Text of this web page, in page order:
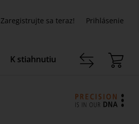
Zaregistrujte sa teraz! Prihlásenie
K stiahnutiu